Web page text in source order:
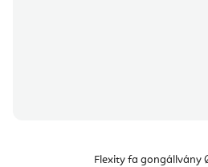
Flexity fa gongállvány